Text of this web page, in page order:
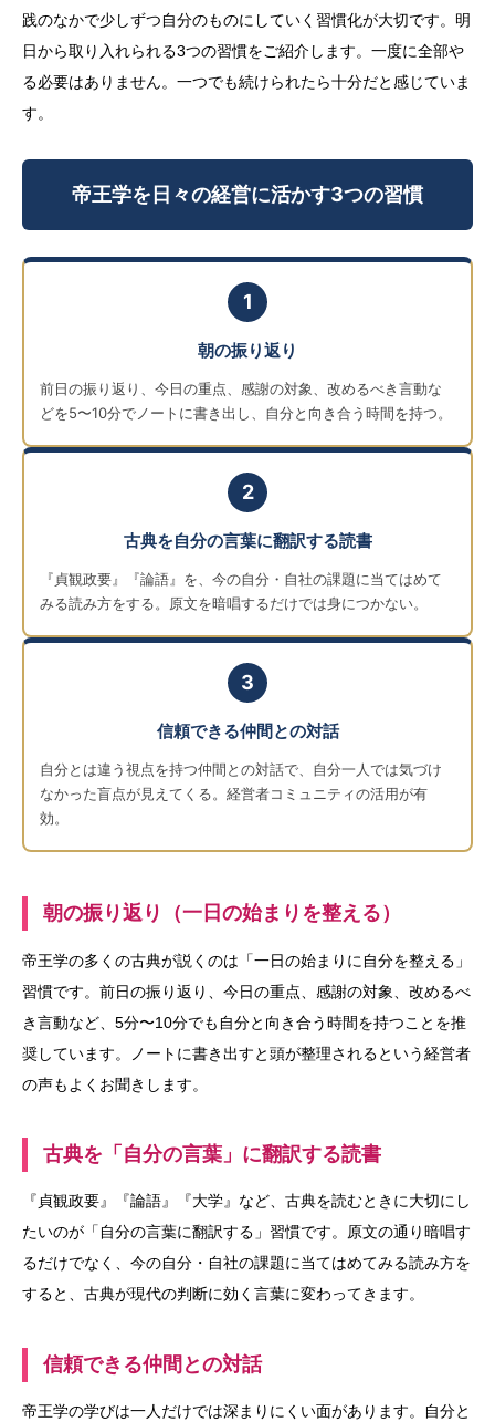
践のなかで少しずつ自分のものにしていく習慣化が大切です。明
日から取り入れられる3つの習慣をご紹介します。一度に全部や
る必要はありません。一つでも続けられたら十分だと感じていま
す。
帝王学を日々の経営に活かす3つの習慣
1
朝の振り返り
前日の振り返り、今日の重点、感謝の対象、改めるべき言動な
どを5〜10分でノートに書き出し、自分と向き合う時間を持つ。
2
古典を自分の言葉に翻訳する読書
『貞観政要』『論語』を、今の自分・自社の課題に当てはめて
みる読み方をする。原文を暗唱するだけでは身につかない。
3
信頼できる仲間との対話
自分とは違う視点を持つ仲間との対話で、自分一人では気づけ
なかった盲点が見えてくる。経営者コミュニティの活用が有
効。
朝の振り返り（一日の始まりを整える）
帝王学の多くの古典が説くのは「一日の始まりに自分を整える」
習慣です。前日の振り返り、今日の重点、感謝の対象、改めるべ
き言動など、5分〜10分でも自分と向き合う時間を持つことを推
奨しています。ノートに書き出すと頭が整理されるという経営者
の声もよくお聞きします。
古典を「自分の言葉」に翻訳する読書
『貞観政要』『論語』『大学』など、古典を読むときに大切にし
たいのが「自分の言葉に翻訳する」習慣です。原文の通り暗唱す
るだけでなく、今の自分・自社の課題に当てはめてみる読み方を
すると、古典が現代の判断に効く言葉に変わってきます。
信頼できる仲間との対話
帝王学の学びは一人だけでは深まりにくい面があります。自分と